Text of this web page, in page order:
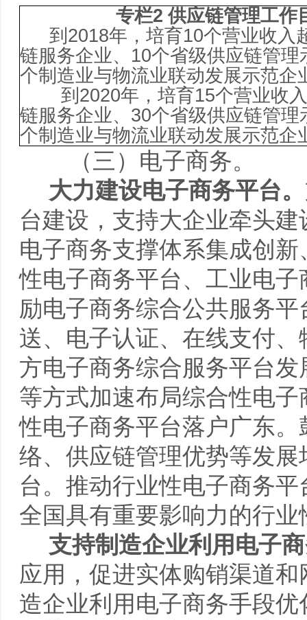
专栏2 供应链管理工作
到 2018年 ，培育10个营业收入
链服务企业、 10个省级供应链管理
个制造业与物流业联动发展示范企
到 2020年， 培育15个营业收
链服务企业、 30个省级供应链管理
个制造业与物流业联动发展示范企
（三）电子商务。
大力建设电子商务平台。
台建设，支持大企业牵头
电子商务支撑体系集成创
性电子商务平台、工业电
励电子商务综合公共服务
送、电子认证、在线支付
方电子商务综合服务平台
等方式加速布局综合性电
性电子商务平台落户广东
络、供应链管理优势等发
台。推动行业性电子商务
全国具有重要影响力的行
支持制造企业利用电子
应用，促进实体购销渠道
造企业利用电子商务手段